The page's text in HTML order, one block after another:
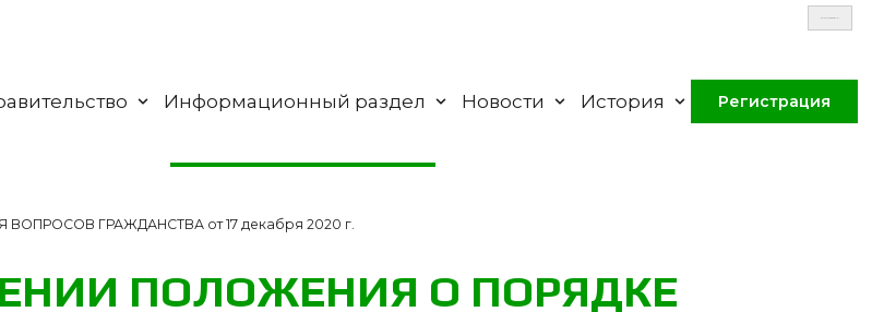
Информационный раздел Новости История Регистрация
ГРАЖДАНСТВА от 17 декабря 2020 г.
ПО­ЛО­ЖЕ­НИЯ О ПО­РЯД­КЕ